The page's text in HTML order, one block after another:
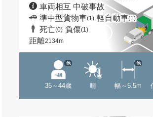
車両相互 中破事故
準中型貨物車(1) 軽自動車(1)
死亡(0) 負傷(1)
距離2134m
35～44歳
他
晴 幅～5.5m
他